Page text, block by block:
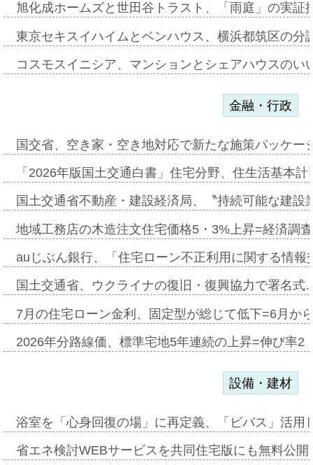
旭化成ホームズと世田谷トラスト、「雨庭」の実
東京セキスイハイムとベンハウス、横浜都筑区の
コスモスイニシア、マンションとシェアハウスの
金融・行政
国交省、空き家・空き地対応で新たな施策パッケ
「2026年版国土交通白書」住宅分野、住生活基本
国土交通省不動産・建設経済局、〝持続可能な建
地域工務店の木造注文住宅価格5・3%上昇=経済調
auじぶん銀行、「住宅ローン不正利用に関する情
国土交通省、ウクライナの復旧・復興協力で署名
7月の住宅ローン金利、固定型が総じて低下=6月か
2026年分路線価、標準宅地5年連続の上昇=伸び率
設備・建材
浴室を「心身回復の場」に再定義、「ビバス」活
省エネ検討WEBサービスを共同住宅版にも無料公